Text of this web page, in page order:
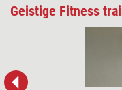
Geistige Fitness